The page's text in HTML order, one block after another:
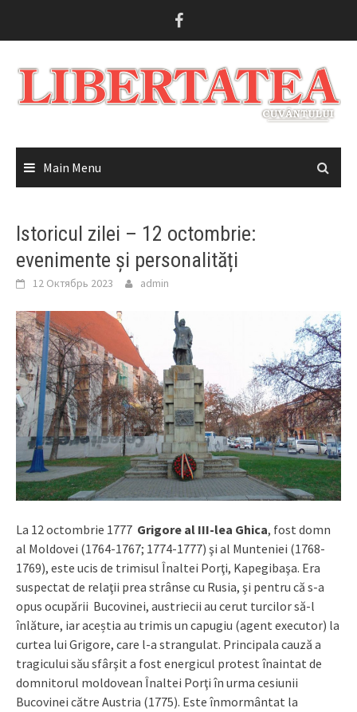
Main Menu
Istoricul zilei – 12 octombrie:
evenimente și personalități
12 Октябрь 2023 admin
La 12 octombrie 1777 Grigore al III-lea Ghica, fost domn
al Moldovei (1764-1767; 1774-1777) şi al Munteniei (1768-
1769), este ucis de trimisul Înaltei Porţi, Kapegibaşa. Era
suspectat de relaţii prea strânse cu Rusia, şi pentru că s-a
opus ocupării Bucovinei, austriecii au cerut turcilor să-l
înlăture, iar aceștia au trimis un capugiu (agent executor) la
curtea lui Grigore, care l-a strangulat. Principala cauză a
tragicului său sfârşit a fost energicul protest înaintat de
domnitorul moldovean Înaltei Porţi în urma cesiunii
Bucovinei către Austria (1775). Este înmormântat la